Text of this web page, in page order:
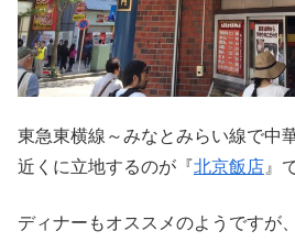
東急東横線～みなとみらい線で中
近くに立地するのが『 北京飯店』
ディナーもオススメのようですが